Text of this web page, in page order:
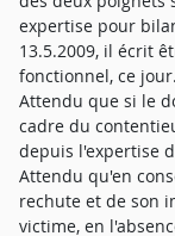
expertise pour
13.5.2009, il écrit
fonctionnel, ce
Attendu que si le
cadre du
depuis l'expertise
Attendu qu'en
rechute et de son
victime, en